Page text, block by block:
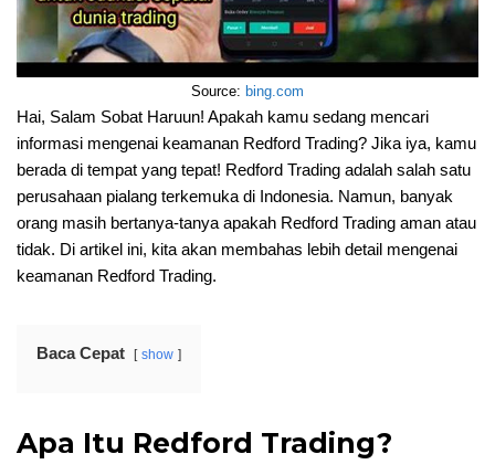
Source: bing.com
Hai, Salam Sobat Haruun! Apakah kamu sedang mencari
informasi mengenai keamanan Redford Trading? Jika iya, kamu
berada di tempat yang tepat! Redford Trading adalah salah satu
perusahaan pialang terkemuka di Indonesia. Namun, banyak
orang masih bertanya-tanya apakah Redford Trading aman atau
tidak. Di artikel ini, kita akan membahas lebih detail mengenai
keamanan Redford Trading.
Baca Cepat show
Apa Itu Redford Trading?